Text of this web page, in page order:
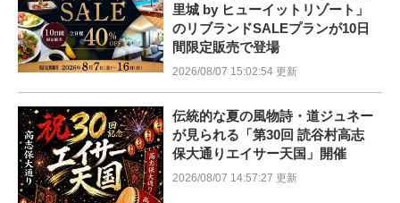
里城 by ヒューイットリゾート」
のリブランドSALEプランが10日
間限定販売で登場
2026/08/07 15:02:54 更新
伝統的な夏の風物詩・道ジュネー
が見られる「第30回 読谷村高志
保大通りエイサー天国」開催
2026/08/07 14:57:27 更新